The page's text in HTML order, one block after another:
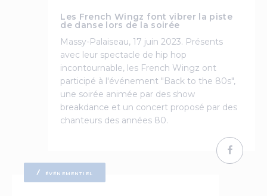
Les French Wingz font vibrer la piste
de danse lors de la soirée
Massy-Palaiseau, 17 juin 2023. Présents
avec leur spectacle de hip hop
incontournable, les French Wingz ont
participé à l'événement "Back to the 80s",
une soirée animée par des show
breakdance et un concert proposé par des
chanteurs des années 80.
ÉVÉNEMENTIEL